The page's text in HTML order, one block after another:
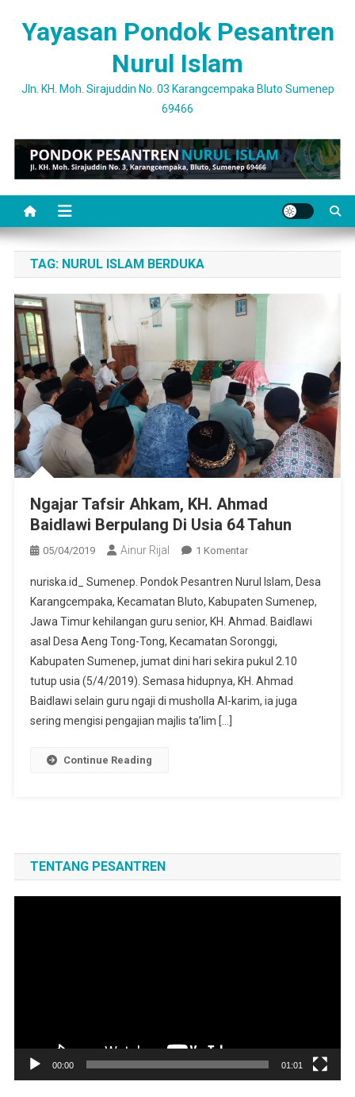
Yayasan Pondok Pesantren
Nurul Islam
Jln. KH. Moh. Sirajuddin No. 03 Karangcempaka Bluto Sumenep
69466
TAG: NURUL ISLAM BERDUKA
Ngajar Tafsir Ahkam, KH. Ahmad
Baidlawi Berpulang Di Usia 64 Tahun
05/04/2019 Ainur Rijal 1 KomentarPada
Tafsir
Ahkam,
KH.
Ahmad
Baidlawi
Berpulang
Di
nuriska.id_ Sumenep. Pondok Pesantren Nurul Islam, Desa
Karangcempaka, Kecamatan Bluto, Kabupaten Sumenep,
Jawa Timur kehilangan guru senior, KH. Ahmad. Baidlawi
asal Desa Aeng Tong-Tong, Kecamatan Soronggi,
Kabupaten Sumenep, jumat dini hari sekira pukul 2.10
tutup usia (5/4/2019). Semasa hidupnya, KH. Ahmad
Baidlawi selain guru ngaji di musholla Al-karim, ia juga
sering mengisi pengajian majlis ta’lim […]
Continue Reading
TENTANG PESANTREN
00:00 01:01